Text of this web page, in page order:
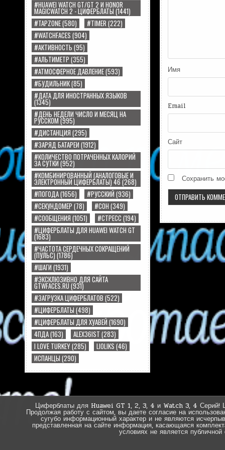
#HUAWEI WATCH GT/GT 2 И HONOR
MAGICWATCH 2 - ЦИФЕРБЛАТЫ(1441)
#TAPZONE(580) #TIMER (222)
#WATCHFACES (904)
#АКТИВНОСТЬ (95)
#АЛЬТИМЕТР (355)
#АТМОСФЕРНОЕ ДАВЛЕНИЕ(593)
#БУДИЛЬНИК(85)
#ДАТА ДЛЯ ИНОСТРАННЫХ ЯЗЫКОВ
(1345)
#ДЕНЬ НЕДЕЛИ ЧИСЛО И МЕСЯЦ НА
РУССКОМ(995)
#ДИСТАНЦИЯ (295)
#ЗАРЯД БАТАРЕИ (1912)
#КОЛИЧЕСТВО ПОТРАЧЕННЫХ КАЛОРИЙ
ЗА СУТКИ(952)
#КОМБИНИРОВАННЫЙ (АНАЛОГОВЫЕ И
ЭЛЕКТРОННЫЙ ЦИФЕРБЛАТЫ) 46(268)
#ПОГОДА(1656) #РУССКИЙ (936)
#СЕКУНДОМЕР (78) #СОН (349)
#СООБЩЕНИЯ (1051) #СТРЕСС (194)
#ЦИФЕРБЛАТЫ ДЛЯ HUAWEI WATCH GT
(1683)
#ЧАСТОТА СЕРДЕЧНЫХ СОКРАЩЕНИЙ
(ПУЛЬС)(1786)
#ШАГИ (1931)
#ЭКСКЛЮЗИВНО ДЛЯ САЙТА
GTWFACES.RU(931)
#ЗАГРУЗКА ЦИФЕРБЛАТОВ (522)
#ЦИФЕРБЛАТЫ (498)
#ЦИФЕРБЛАТЫ ДЛЯ ХУАВЕЙ (1690)
4ПДА(163) ALEX36IST (283)
I LOVE TURKEY(285) LIOLIKS (46)
ИСПАНЦЫ (290)
Имя
Email
Сайт
Сохранить
Циферблаты для Huawei GT 1, 2, 3, 4 и Watch 3, 4 Серий!
Продолжая работу с сайтом, вы даете согласие на
сугубо информационный характер и не являются
представленная на сайте информация, касающаяся
условиях не является